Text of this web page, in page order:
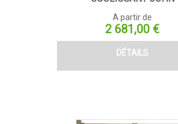
A partir de
Prix
2 681,00 €
DÉTAILS